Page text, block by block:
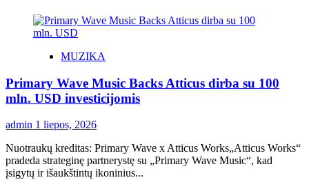
MUZIKA
Primary Wave Music Backs Atticus dirba su 100
mln. USD investicijomis
admin 1 liepos, 2026
Nuotraukų kreditas: Primary Wave x Atticus Works„Atticus Works“
pradeda strateginę partnerystę su „Primary Wave Music“, kad
įsigytų ir išaukštintų ikoninius...